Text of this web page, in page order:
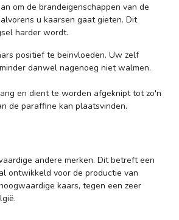
om de brandeigenschappen van de
u kaarsen gaat gieten. Dit
harder wordt.
positief te beïnvloeden. Uw zelf
danwel nagenoeg niet walmen.
en dient te worden afgeknipt tot zo'n
de paraffine kan plaatsvinden.
andere merken. Dit betreft een
ontwikkeld voor de productie van
kaars, tegen een zeer